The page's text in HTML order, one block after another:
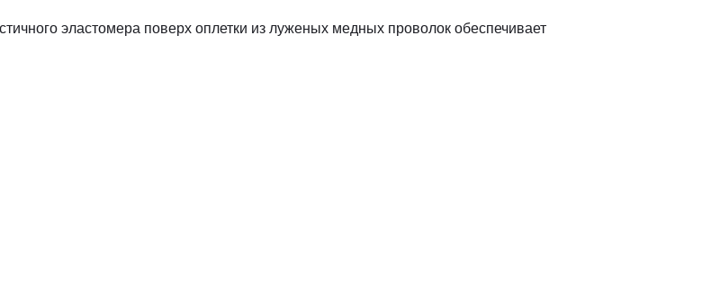
эластомера поверх оплетки из луженых медных проволок обеспечивает